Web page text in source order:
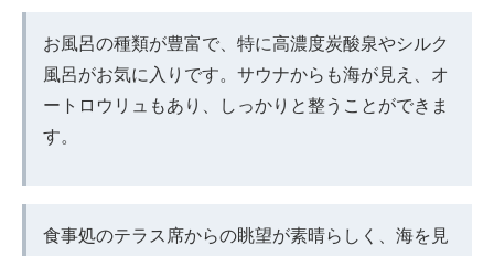
お風呂の種類が豊富で、特に高濃度炭酸泉やシルク
風呂がお気に入りです。サウナからも海が見え、オ
ートロウリュもあり、しっかりと整うことができま
す。
食事処のテラス席からの眺望が素晴らしく、海を見